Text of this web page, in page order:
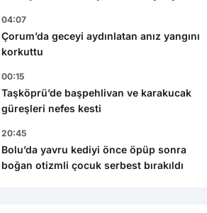
04:07
Çorum’da geceyi aydınlatan anız yangını
korkuttu
00:15
Taşköprü’de başpehlivan ve karakucak
güreşleri nefes kesti
20:45
Bolu’da yavru kediyi önce öpüp sonra
boğan otizmli çocuk serbest bırakıldı